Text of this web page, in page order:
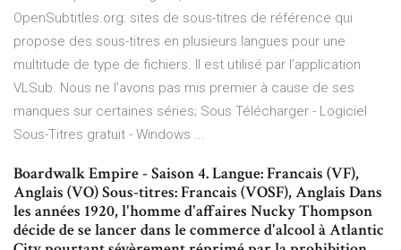
OpenSubtitles.org: sites de sous-titres de référence qui
propose des sous-titres en plusieurs langues pour une
multitude de type de fichiers. Il est utilisé par l’application
VLSub. Nous ne l’avons pas mis premier à cause de ses
manques sur certaines séries; Sous Télécharger - Logiciel
Sous-Titres gratuit - Windows ...
Boardwalk Empire - Saison 4. Langue: Francais (VF),
Anglais (VO) Sous-titres: Francais (VOSF), Anglais Dans
les années 1920, l'homme d'affaires Nucky Thompson
décide de se lancer dans le commerce d'alcool à Atlantic